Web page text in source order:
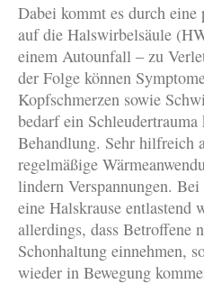
Dabei kommt es durch
auf die Halswirbelsäule
einem Autounfall – zu
der Folge können
Kopfschmerzen sowie
bedarf ein Schleudertrauma
Behandlung. Sehr hilfreich
regelmäßige
lindern Verspannungen.
eine Halskrause
allerdings, dass Betroffene
Schonhaltung einnehmen,
wieder in Bewegung